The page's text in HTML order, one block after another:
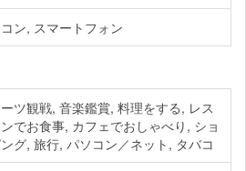
ン, スマートフォン
ツ観戦, 音楽鑑賞, 料理をする, レス
ンでお食事, カフェでおしゃべり, ショ
グ, 旅行, パソコン／ネット, タバコ